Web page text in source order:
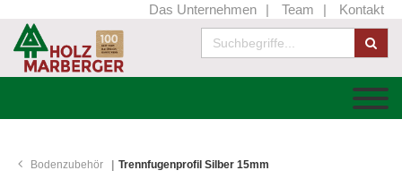
Das Unternehmen Team Kontakt
Bodenzubehör Trennfugenprofil Silber 15mm